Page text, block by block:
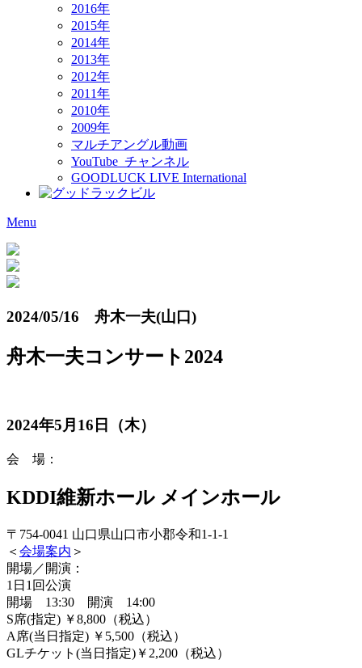
2016年
2015年
2014年
2013年
2012年
2011年
2010年
2009年
マルチアングル動画
YouTube チャンネル
GOODLUCK LIVE International
Menu
2024/05/16 舟木一夫(山口)
舟木一夫コンサート2024
2024年5月16日（木）
会 場：
KDDI維新ホール メインホール
〒754-0041 山口県山口市小郡令和1-1-1
＜ 会場案内 ＞
開場／開演：
1日1回公演
開場 13:30 開演 14:00
S席(指定) ￥8,800（税込）
A席(当日指定) ￥5,500（税込）
GLチケット(当日指定)￥2,200（税込）